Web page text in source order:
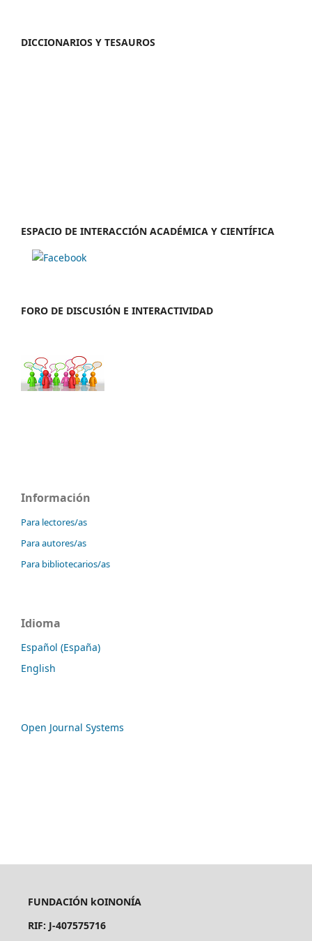
DICCIONARIOS Y TESAUROS
ESPACIO DE INTERACCIÓN ACADÉMICA Y CIENTÍFICA
FORO DE DISCUSIÓN E INTERACTIVIDAD
Información
Para lectores/as
Para autores/as
Para bibliotecarios/as
Idioma
Español (España)
English
Open Journal Systems
FUNDACIÓN kOINONÍA
RIF: J-407575716